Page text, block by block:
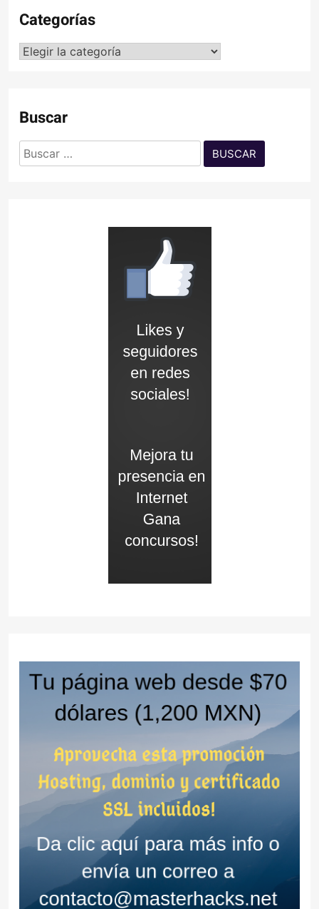
Categorías
Categorías
Buscar
Buscar: